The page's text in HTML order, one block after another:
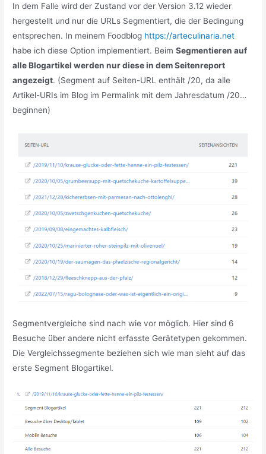
In dem Falle wird der Zustand vor der Version 3.12 wieder
hergestellt und nur die URLs Segmentiert, die der Bedingung
entsprechen. In meinem Foodblog https://arteculinaria.net
habe ich diese Option implementiert. BeimSegmentieren auf
alle Blogartikel werden nur diese in dem Seitenreport
angezeigt. (Segment auf Seiten-URL enthält /20, da alle
Artikel-URIs im Blog im Permalink mit dem Jahresdatum /20…
beginnen)
Segmentvergleiche sind nach wie vor möglich. Hier sind 6
Besuche über andere nicht erfasste Gerätetypen gekommen.
Die Vergleichssegmente beziehen sich wie man sieht auf das
erste Segment Blogartikel.